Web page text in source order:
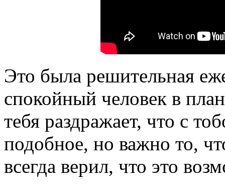
Это была решительная
спокойный человек в
тебя раздражает, что с
подобное, но важно то,
всегда верил, что это